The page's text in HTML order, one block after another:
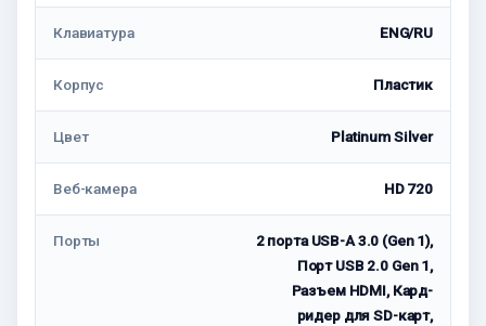
Клавиатура ENG/RU
Корпус Пластик
Цвет Platinum Silver
Веб-камера HD 720
Порты
2 порта USB-A 3.0 (Gen 1),
Порт USB 2.0 Gen 1,
Разъем HDMI, Кард-
ридер для SD-карт,